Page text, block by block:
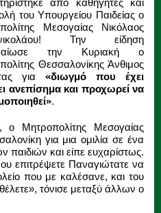
του Υπουργείου Παιδείας ο
Μεσογαίας Νικόλαος
Την είδηση
την Κυριακή ο
Θεσσαλονίκης Άνθιμος
για «διωγμό που έχει
ανεπίσημα και προχωρεί να
.
Μητροπολίτης Μεσογαίας
για μια ομιλία σε ένα
παιδιών και είπε ευχαρίστως.
επιτρέψετε Παναγιώτατε να
που με καλέσανε, και του
τόνισε μεταξύ άλλων ο